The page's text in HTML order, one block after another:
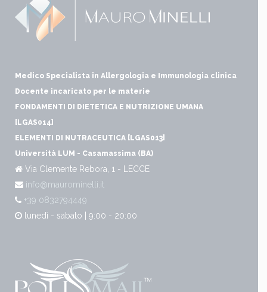
Medico Specialista in Allergologia e Immunologia clinica
Docente incaricato per le materie
FONDAMENTI DI DIETETICA E NUTRIZIONE UMANA
[LGAS014]
ELEMENTI DI NUTRACEUTICA [LGAS013]
Università LUM - Casamassima (BA)
Via Clemente Rebora, 1 - LECCE
info@maurominelli.it
+39 0832794449
lunedì - sabato | 9:00 - 20:00